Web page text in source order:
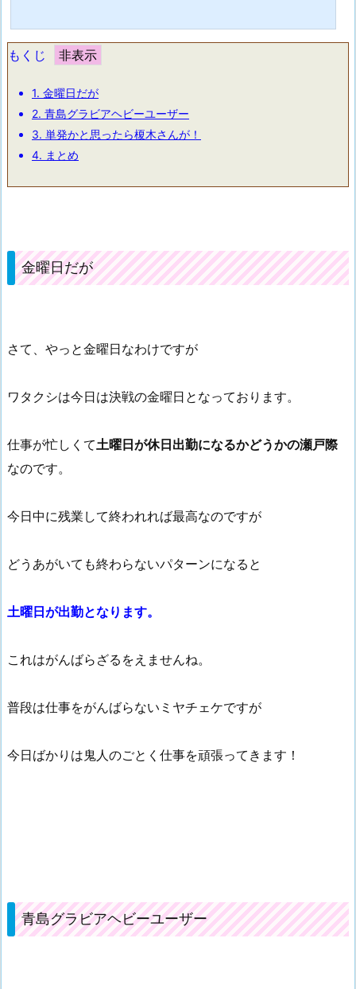
今出てるキャラの中に酒の名前が隠れているはずだ！という謎の理由からミツヒコが薬
で子供になっている黒の組織のボ...
もくじ
1. 金曜日だが
2. 青島グラビアヘビーユーザー
3. 単発かと思ったら榎木さんが！
4. まとめ
金曜日だが
さて、やっと金曜日なわけですが
ワタクシは今日は決戦の金曜日となっております。
仕事が忙しくて土曜日が休日出勤になるかどうかの瀬戸際
なのです。
今日中に残業して終われれば最高なのですが
どうあがいても終わらないパターンになると
土曜日が出勤となります。
これはがんばらざるをえませんね。
普段は仕事をがんばらないミヤチェケですが
今日ばかりは鬼人のごとく仕事を頑張ってきます！
青島グラビアヘビーユーザー